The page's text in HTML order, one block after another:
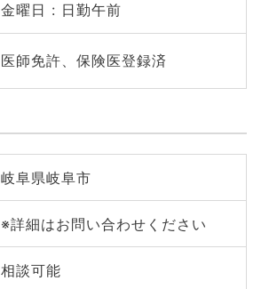
金曜日 : 日勤午前
医師免許、保険医登録済
岐阜県岐阜市
※詳細はお問い合わせください
相談可能